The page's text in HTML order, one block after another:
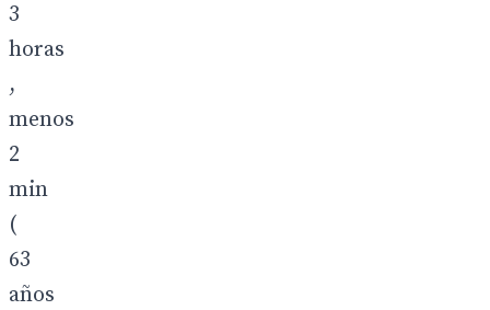
3
horas
,
menos
2
min
(
63
años